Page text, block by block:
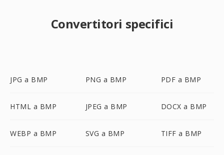
Convertitori specifici
JPG a BMP PNG a BMP PDF a BMP
HTML a BMP JPEG a BMP DOCX a BMP
WEBP a BMP SVG a BMP TIFF a BMP